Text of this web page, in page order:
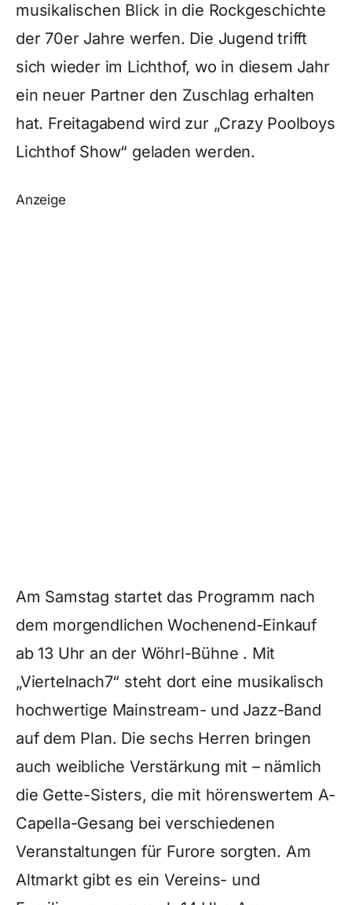
musikalischen Blick in die Rockgeschichte
der 70er Jahre werfen. Die Jugend trifft
sich wieder im Lichthof, wo in diesem Jahr
ein neuer Partner den Zuschlag erhalten
hat. Freitagabend wird zur „Crazy Poolboys
Lichthof Show“ geladen werden.
Anzeige
Am Samstag startet das Programm nach
dem morgendlichen Wochenend-Einkauf
ab 13 Uhr an der Wöhrl-Bühne . Mit
„Viertelnach7“ steht dort eine musikalisch
hochwertige Mainstream- und Jazz-Band
auf dem Plan. Die sechs Herren bringen
auch weibliche Verstärkung mit – nämlich
die Gette-Sisters, die mit hörenswertem A-
Capella-Gesang bei verschiedenen
Veranstaltungen für Furore sorgten. Am
Altmarkt gibt es ein Vereins- und